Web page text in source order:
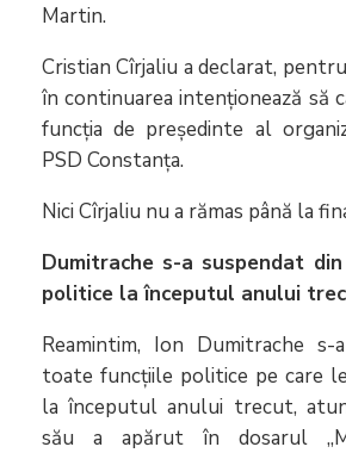
Martin.
Cristian Cîrjaliu a declarat,
în continuarea intenționează să
funcția de președinte al
PSD Constanța.
Nici Cîrjaliu nu a rămas până la
Dumitrache s-a suspendat
politice la începutul anului
Reamintim, Ion Dumitrache s-
toate funcțiile politice pe care
la începutul anului trecut,
său a apărut în dosarul